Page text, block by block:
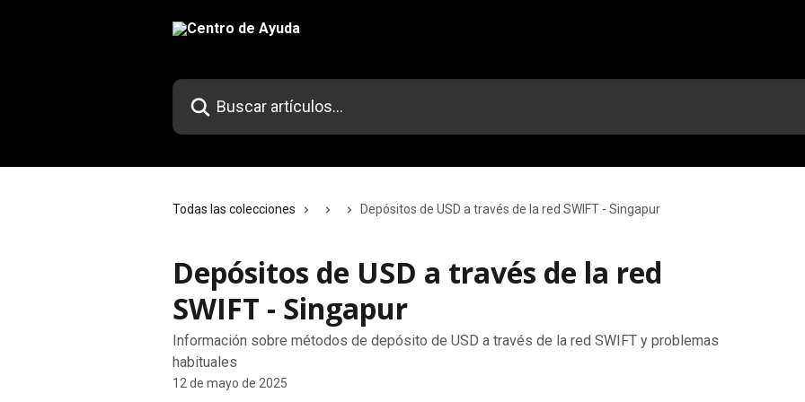
Buscar artículos...
Todas las colecciones Depósitos de USD a través de la red SWIFT - Singapur
Depósitos de USD a través de la red
SWIFT - Singapur
Información sobre métodos de depósito de USD a través de la red SWIFT y problemas
habituales
12 de mayo de 2025